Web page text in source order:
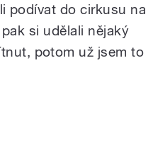
podívat do cirkusu na
si udělali nějaký
potom už jsem to